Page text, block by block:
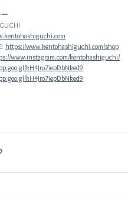
https://www.kentohashiguchi.com/shop
www.instagram.com/kentohashiguchi/
kH4Jro7iepDbNked9
kH4Jro7iepDbNked9